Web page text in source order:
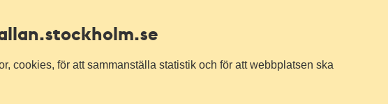
.stockholm.se
cookies, för att sammanställa statistik och för att webbplatsen ska